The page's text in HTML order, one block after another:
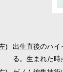
)
出生直後のハ
る。生まれた時